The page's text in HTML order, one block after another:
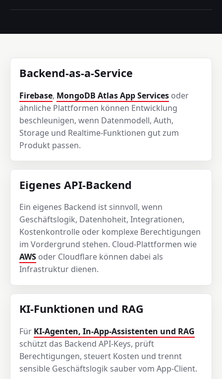
Backend-as-a-Service
Firebase, MongoDB Atlas App Services oder
ähnliche Plattformen können Entwicklung
beschleunigen, wenn Datenmodell, Auth,
Storage und Realtime-Funktionen gut zum
Produkt passen.
Eigenes API-Backend
Ein eigenes Backend ist sinnvoll, wenn
Geschäftslogik, Datenhoheit, Integrationen,
Kostenkontrolle oder komplexe Berechtigungen
im Vordergrund stehen. Cloud-Plattformen wie
AWS oder Cloudflare können dabei als
Infrastruktur dienen.
KI-Funktionen und RAG
Für KI-Agenten, In-App-Assistenten und RAG
schützt das Backend API-Keys, prüft
Berechtigungen, steuert Kosten und trennt
sensible Geschäftslogik sauber vom App-Client.